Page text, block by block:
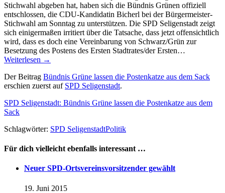
Stichwahl abgeben hat, haben sich die Bündnis Grünen offiziell
entschlossen, die CDU-Kandidatin Bicherl bei der Bürgermeister-
Stichwahl am Sonntag zu unterstützen. Die SPD Seligenstadt zeigt
sich einigermaßen irritiert über die Tatsache, dass jetzt offensichtlich
wird, dass es doch eine Vereinbarung von Schwarz/Grün zur
Besetzung des Postens des Ersten Stadtrates/der Ersten…
Weiterlesen →
Der Beitrag Bündnis Grüne lassen die Postenkatze aus dem Sack
erschien zuerst auf SPD Seligenstadt.
SPD Seligenstadt: Bündnis Grüne lassen die Postenkatze aus dem
Sack
Schlagwörter: SPD SeligenstadtPolitik
Für dich vielleicht ebenfalls interessant …
Neuer SPD-Ortsvereinsvorsitzender gewählt
19. Juni 2015